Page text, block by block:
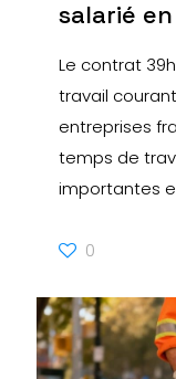
salarié
Le contrat
travail
entreprises
temps de
importantes
0